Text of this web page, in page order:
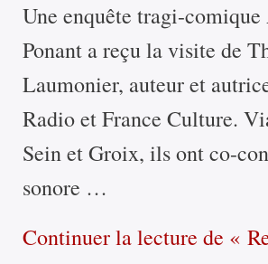
Une enquête tragi-
Ponant a reçu la visite de
Laumonier, auteur et
Radio et France Culture.
Sein et Groix, ils ont co-
sonore …
Continuer la lecture de «